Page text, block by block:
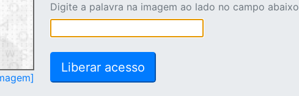
Digite a palavra na imagem ao lado no campo abaixo